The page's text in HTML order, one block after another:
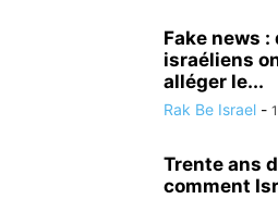
Fake news
israéliens
alléger le...
Rak Be Israel -
Trente ans
comment